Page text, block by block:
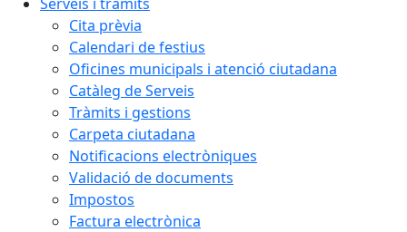
Cita prèvia
Calendari de festius
Oficines municipals i atenció ciutadana
Catàleg de Serveis
Tràmits i gestions
Carpeta ciutadana
Notificacions electròniques
Validació de documents
Impostos
Factura electrònica